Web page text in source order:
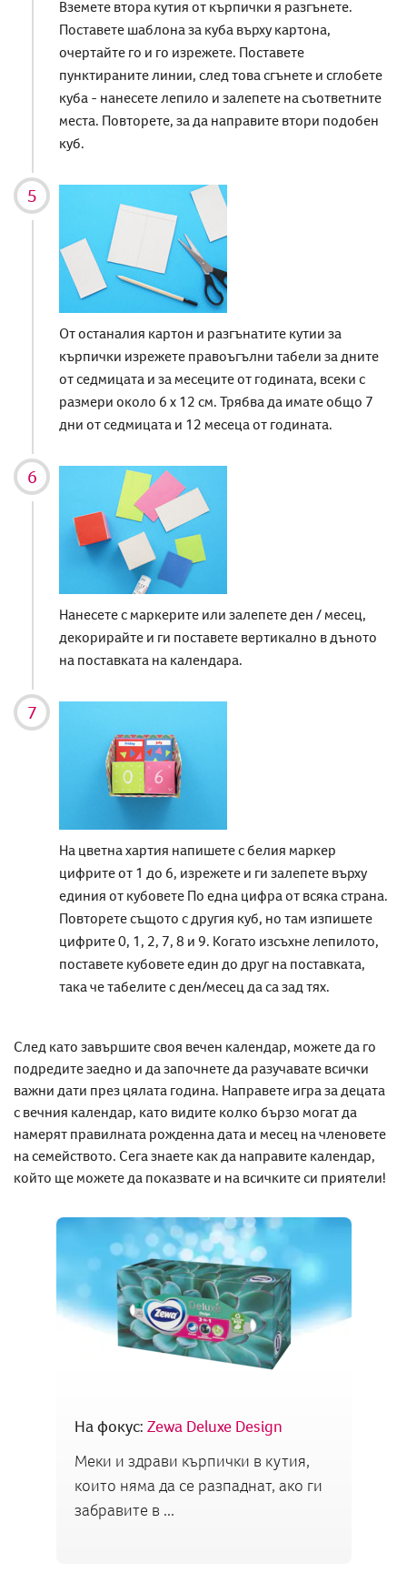
На фокус: Zewa Deluxe Design
Меки и здрави кърпички в кутия,
които няма да се разпаднат, ако ги
забравите в ...
Вземете втора кутия от кърпички я разгънете.
Поставете шаблона за куба върху картона,
очертайте го и го изрежете. Поставете
пунктираните линии, след това сгънете и сглобете
куба - нанесете лепило и залепете на съответните
места. Повторете, за да направите втори подобен
куб.
От останалия картон и разгънатите кутии за
кърпички изрежете правоъгълни табели за дните
от седмицата и за месеците от годината, всеки с
размери около 6 х 12 см. Трябва да имате общо 7
дни от седмицата и 12 месеца от годината.
Нанесете с маркерите или залепете ден / месец,
декорирайте и ги поставете вертикално в дъното
на поставката на календара.
На цветна хартия напишете с белия маркер
цифрите от 1 до 6, изрежете и ги залепете върху
единия от кубовете По една цифра от всяка страна.
Повторете същото с другия куб, но там изпишете
цифрите 0, 1, 2, 7, 8 и 9. Когато изсъхне лепилото,
поставете кубовете един до друг на поставката,
така че табелите с ден/месец да са зад тях.
След като завършите своя вечен календар, можете да го
подредите заедно и да започнете да разучавате всички
важни дати през цялата година. Направете игра за децата
с вечния календар, като видите колко бързо могат да
намерят правилната рожденна дата и месец на членовете
на семейството. Сега знаете как да направите календар,
който ще можете да показвате и на всичките си приятели!